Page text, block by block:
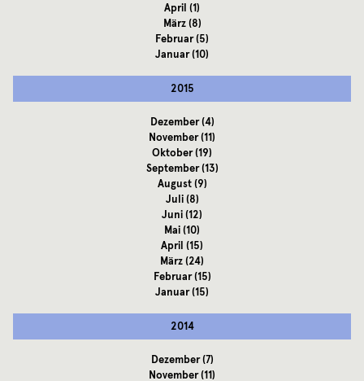
April (1)
März(8)
Februar(5)
Januar(10)
2015
Dezember(4)
November(11)
Oktober(19)
September(13)
August(9)
Juli(8)
Juni(12)
Mai(10)
April (15)
März(24)
Februar(15)
Januar(15)
2014
Dezember(7)
November(11)